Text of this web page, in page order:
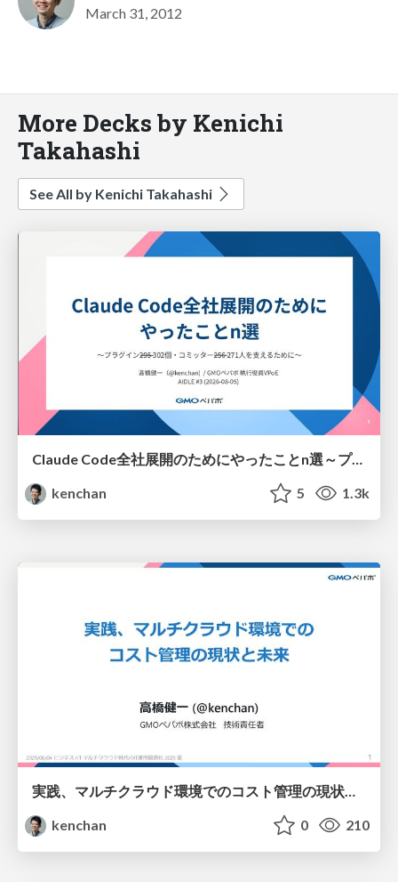
March 31, 2012
More Decks by Kenichi
Takahashi
See All by Kenichi Takahashi
Claude Code全社展開のためにやったことn選～プラグイン302個・コミッター271人を支えるために～
kenchan
5 1.3k
kenchan
0 210